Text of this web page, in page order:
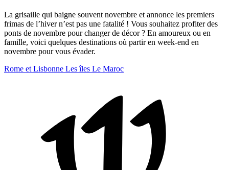
La grisaille qui baigne souvent novembre et annonce les premiers
frimas de l’hiver n’est pas une fatalité ! Vous souhaitez profiter des
ponts de novembre pour changer de décor ? En amoureux ou en
famille, voici quelques destinations où partir en week-end en
novembre pour vous évader.
Rome et Lisbonne Les îles Le Maroc